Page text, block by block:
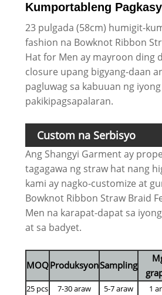
Kumportableng
23 pulgada (58cm) humigit-
fashion na Bowknot Ribbon
Hat for Men ay mayroon ding
closure upang bigyang-daan
pagluwag sa kabuuan ng iyong
pakikipagsapalaran.
Custom na Serbisyo
Ang Shangyi Garment ay
tagagawa ng straw hat nang
kami ay nagko-customize at
Bowknot Ribbon Straw Braid
Men na karapat-dapat sa
at sa badyet.
MOQProduksyonSampling
25 pcs 7-30 araw 5-7 araw 1